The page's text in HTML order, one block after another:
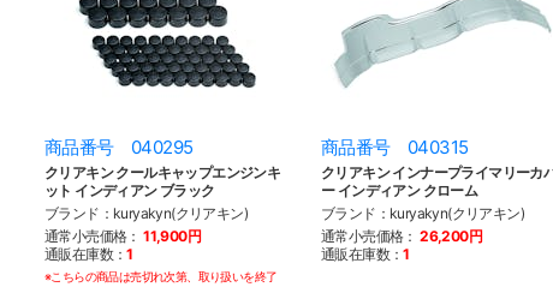
商品番号 040295
クリアキン クールキャップエンジンキ
ット インディアン ブラック
ブランド：kuryakyn(クリアキン)
通常小売価格： 11,900円
通販在庫数：1
※こちらの商品は売切れ次第、取り扱いを終了
商品番号 040315
クリアキン インナープライマリーカ
ー インディアン クローム
ブランド：kuryakyn(クリアキン)
通常小売価格： 26,200円
通販在庫数：1